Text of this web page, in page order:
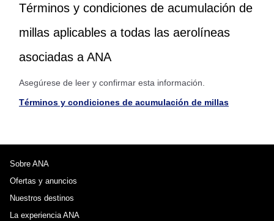
Términos y condiciones de acumulación de
millas aplicables a todas las aerolíneas
asociadas a ANA
Asegúrese de leer y confirmar esta información.
Términos y condiciones de acumulación de millas
Sobre ANA
Ofertas y anuncios
Nuestros destinos
La experiencia ANA